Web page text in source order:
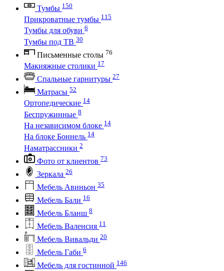
Тумбы 150
Прикроватные тумбы 115
Тумбы для обуви 6
Тумбы под ТВ 30
Письменные столы 76
Макияжные столики 17
Спальные гарнитуры 27
Матрасы 52
Ортопедические 14
Беспружинные 8
На независимом блоке 14
На блоке Боннель 14
Наматрассники 2
Фото от клиентов 73
Зеркала 26
Мебель Авиньон 35
Мебель Бали 16
Мебель Бланш 8
Мебель Валенсия 11
Мебель Вивальди 20
Мебель Габи 6
Мебель для гостинной 146